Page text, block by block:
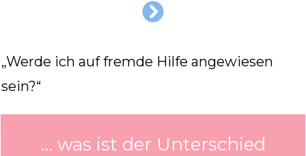
„Werde ich auf fremde Hilfe angewiesen
sein?“
… was ist der Unterschied